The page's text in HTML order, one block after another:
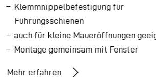
Klemmnippelbefestigung für
Führungsschienen
auch für kleine Maueröffnungen
Montage gemeinsam mit Fenster
Mehr erfahren